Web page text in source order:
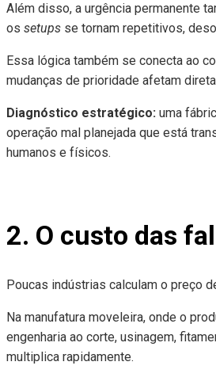
Além disso, a urgência permanente
os setups se tornam repetitivos,
Essa lógica também se conecta ao
mudanças de prioridade afetam
Diagnóstico estratégico: uma
operação mal planejada que está
humanos e físicos.
2. O custo das
Poucas indústrias calculam o preço
Na manufatura moveleira, onde o
engenharia ao corte, usinagem,
multiplica rapidamente.